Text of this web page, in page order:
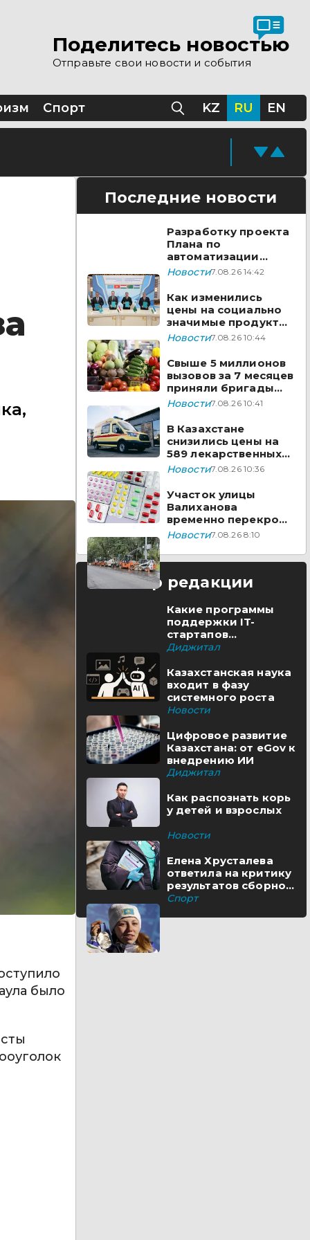
Поделитесь новостью
Отправьте свои новости и события
Спорт KZ RU EN
было
Последние новости
Разработку проекта
Плана по
автоматизации
учета воды в
Сырдарья одобрили
государства ЦА
Новости7.08.26 14:42
Как изменились
цены на социально
значимые продукты
за неделю
Новости7.08.26 10:44
Свыше 5 миллионов
вызовов за 7 месяцев
приняли бригады
скорой помощи
Новости7.08.26 10:41
В Казахстане
снизились цены на
589 лекарственных
препаратов
Новости7.08.26 10:36
Участок улицы
Валиханова
временно перекроют
в Астане
Новости7.08.26 8:10
Выбор редакции
Какие программы
поддержки IT-
стартапов
реализуются в
Диджитал
Казахстанская наука
входит в фазу
системного роста
Новости
Цифровое развитие
Казахстана: от eGov к
внедрению ИИ
Диджитал
Как распознать корь
у детей и взрослых
Новости
Елена Хрусталева
ответила на критику
результатов сборной
Казахстана
Спорт